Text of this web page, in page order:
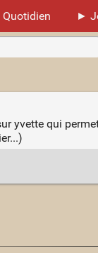
Quotidien ►
yvette qui